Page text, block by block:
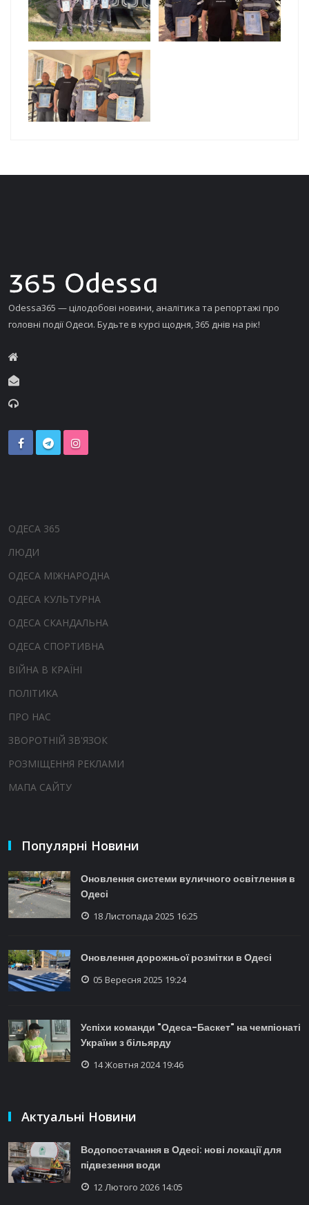
Odessa365 — цілодобові новини, аналітика та репортажі про
головні події Одеси. Будьте в курсі щодня, 365 днів на рік!
ОДЕСА 365
ЛЮДИ
ОДЕСА МІЖНАРОДНА
ОДЕСА КУЛЬТУРНА
ОДЕСА СКАНДАЛЬНА
ОДЕСА СПОРТИВНА
ВІЙНА В КРАЇНІ
ПОЛІТИКА
ПРО НАС
ЗВОРОТНІЙ ЗВ'ЯЗОК
РОЗМІЩЕННЯ РЕКЛАМИ
МАПА САЙТУ
Популярні Новини
Оновлення системи вуличного освітлення в
Одесі
18 Листопада 2025 16:25
Оновлення дорожньої розмітки в Одесі
05 Вересня 2025 19:24
Успіхи команди "Одеса-Баскет" на чемпіонаті
України з більярду
14 Жовтня 2024 19:46
Актуальні Новини
Водопостачання в Одесі: нові локації для
підвезення води
12 Лютого 2026 14:05